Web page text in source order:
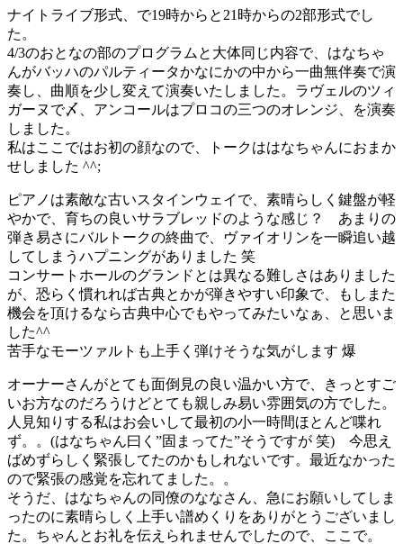
ナイトライブ形式、で19時からと21時からの2部形式でし
た。
4/3のおとなの部のプログラムと大体同じ内容で、はなちゃ
んがバッハのパルティータかなにかの中から一曲無伴奏で演
奏し、曲順を少し変えて演奏いたしました。ラヴェルのツィ
ガーヌで〆、アンコールはプロコの三つのオレンジ、を演奏
しました。
私はここではお初の顔なので、トークははなちゃんにおまか
せしました ^^;
ピアノは素敵な古いスタインウェイで、素晴らしく鍵盤が軽
やかで、育ちの良いサラブレッドのような感じ？ あまりの
弾き易さにバルトークの終曲で、ヴァイオリンを一瞬追い越
してしまうハプニングがありました 笑
コンサートホールのグランドとは異なる難しさはありました
が、恐らく慣れれば古典とかが弾きやすい印象で、もしまた
機会を頂けるなら古典中心でもやってみたいなぁ、と思いま
した^^
苦手なモーツァルトも上手く弾けそうな気がします 爆
オーナーさんがとても面倒見の良い温かい方で、きっとすご
いお方なのだろうけどとても親しみ易い雰囲気の方でした。
人見知りする私はお会いして最初の小一時間ほとんど喋れ
ず。。(はなちゃん曰く”固まってた”そうですが 笑) 今思え
ばめずらしく緊張してたのかもしれないです。最近なかった
ので緊張の感覚を忘れてました。。
そうだ、はなちゃんの同僚のななさん、急にお願いしてしま
ったのに素晴らしく上手い譜めくりをありがとうございまし
た。ちゃんとお礼を伝えられませんでしたので、ここで。